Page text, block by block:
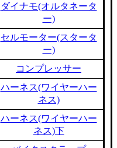
ダイナモ(オルタネータ
ー)
セルモーター(スタータ
ー)
コンプレッサー
ハーネス(ワイヤーハー
ネス)
ハーネス(ワイヤーハー
ネス)下